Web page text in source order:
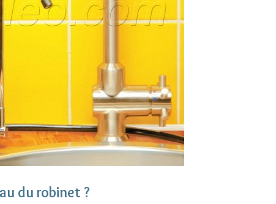
du robinet ?